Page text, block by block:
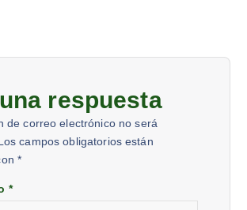
respuesta
de correo electrónico no será
campos obligatorios están
*
*